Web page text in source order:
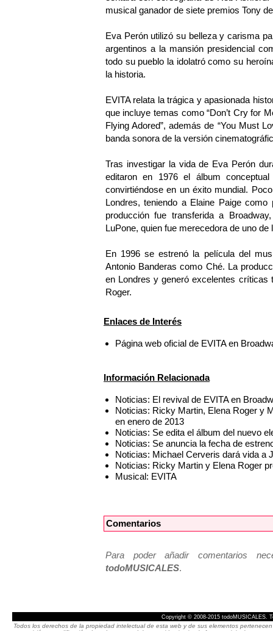
musical ganador de siete premios Tony
Eva Perón utilizó su belleza y carisma
argentinos a la mansión presidencial
todo su pueblo la idolatró como su
la historia.
EVITA relata la trágica y apasionada
que incluye temas como “Don’t Cry for
Flying Adored”, además de “You Must
banda sonora de la versión
Tras investigar la vida de Eva Perón
editaron en 1976 el álbum
convirtiéndose en un éxito mundial.
Londres, teniendo a Elaine Paige
producción fue transferida a
LuPone, quien fue merecedora de uno
En 1996 se estrenó la película del
Antonio Banderas como Ché. La
en Londres y generó excelentes críticas
Roger.
Enlaces de Interés
Página web oficial de EVITA en
Información Relacionada
Noticias: El revival de EVITA en
Noticias: Ricky Martin, Elena Roger y
en enero de 2013
Noticias: Se edita el álbum del nuevo
Noticias: Se anuncia la fecha de
Noticias: Michael Cerveris dará vida a
Noticias: Ricky Martin y Elena Roger
Musical: EVITA
Comentarios
Para poder añadir comentarios
todoMUSICALES.
Copyright © 2008-2015 todoMUSICALES.
Todos los derechos de la propiedad intelectual de esta web y de sus elementos